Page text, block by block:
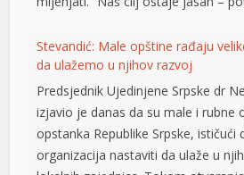
panel
panel
panel
izjavio je danas da su male i rubne
organizacija nastaviti da ulaže u
lokalnih zajednica. Tokom
Ujedinjene Srpske u Kostajnici i
Stevandić je naglasio da je podrška
jedan […] [...]